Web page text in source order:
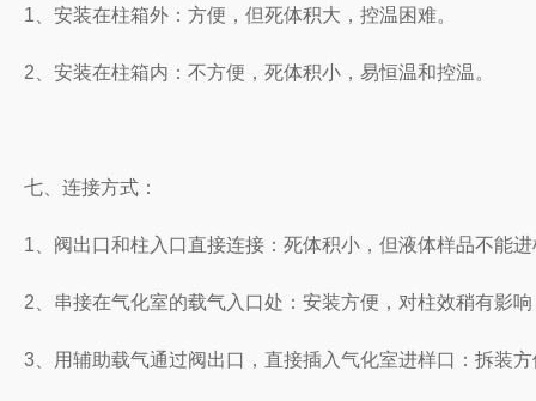
1、安装在柱箱外：方便，但死体积大，控温困难。
2、安装在柱箱内：不方便，死体积小，易恒温和控温。
七、连接方式：
1、阀出口和柱入口直接连接：死体积小，但液体样品不能
2、串接在气化室的载气入口处：安装方便，对柱效稍有影
3、用辅助载气通过阀出口，直接插入气化室进样口：拆装